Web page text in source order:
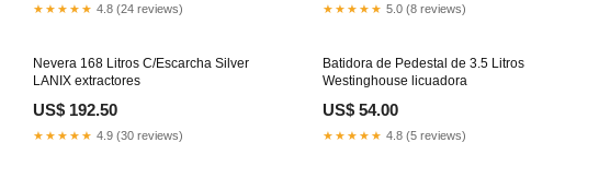
★★★★★ 4.8 (24 reviews) ★★★★★ 5.0 (8 reviews)
Nevera 168 Litros C/Escarcha Silver
LANIX extractores
US$ 192.50
★★★★★ 4.9 (30 reviews)
Batidora de Pedestal de 3.5 Litros
Westinghouse licuadora
US$ 54.00
★★★★★ 4.8 (5 reviews)